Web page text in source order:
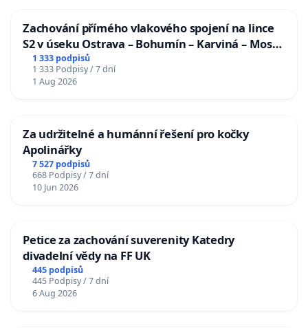
Zachování přímého vlakového spojení na lince
S2 v úseku Ostrava – Bohumín – Karviná – Mosty
u Jablunkova
1 333 podpisů
1 333 Podpisy / 7 dní
1 Aug 2026
Za udržitelné a humánní řešení pro kočky
Apolinářky
7 527 podpisů
668 Podpisy / 7 dní
10 Jun 2026
Petice za zachování suverenity Katedry
divadelní vědy na FF UK
445 podpisů
445 Podpisy / 7 dní
6 Aug 2026